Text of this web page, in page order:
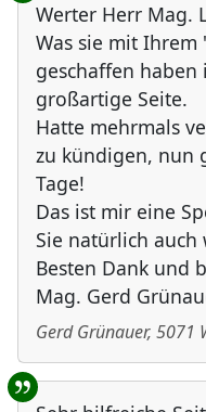
Werter Herr Mag.
Was sie mit
geschaffen
großartige Seite.
Hatte mehrmals
zu kündigen, nun
Tage!
Das ist mir eine
Sie natürlich
Besten Dank und
Mag. Gerd
Gerd Grünauer, 5071